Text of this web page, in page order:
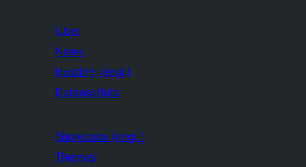
Über
News
Hosting (engl.)
Datenschutz
Showcase (engl.)
Themes